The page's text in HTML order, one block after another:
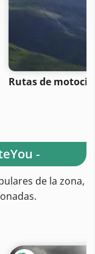
Rutas de
-
de la zona,